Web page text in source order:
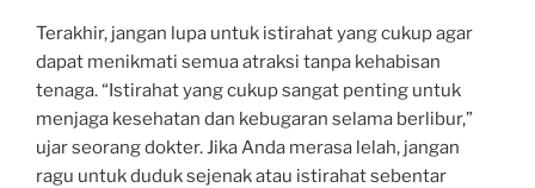
Terakhir, jangan lupa untuk istirahat yang cukup agar
dapat menikmati semua atraksi tanpa kehabisan
tenaga. “Istirahat yang cukup sangat penting untuk
menjaga kesehatan dan kebugaran selama berlibur,”
ujar seorang dokter. Jika Anda merasa lelah, jangan
ragu untuk duduk sejenak atau istirahat sebentar